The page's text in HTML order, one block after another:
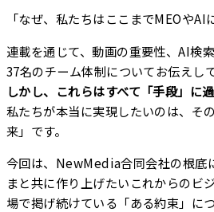
広報
お問い合
プライバシー
「なぜ、私たちはここまでMEOやAI
連載を通じて、動画の重要性、AI検
37名のチーム体制についてお伝えし
しかし、これらはすべて「手段」に
私たちが本当に実現したいのは、そ
来」です。
今回は、NewMedia合同会社の根底
まと共に作り上げたいこれからのビ
場で掲げ続けている「ある約束」に